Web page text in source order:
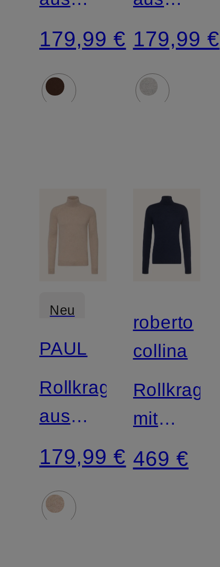
Cashmere
179,99 € 179,99 €
Neu
Zertifiziert
PAUL
Rollkragenpullover
aus
Cashmere
179,99 €
roberto
collina
mit
469 €